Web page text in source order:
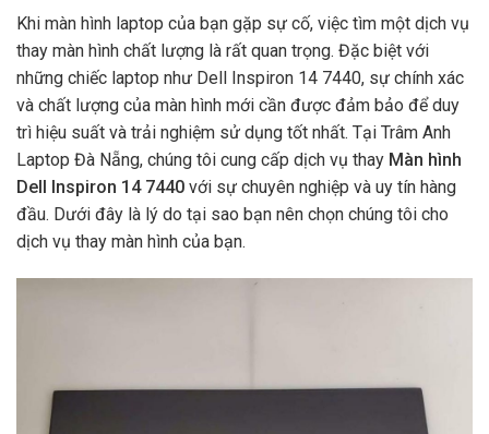
Khi màn hình laptop của bạn gặp sự cố, việc tìm một dịch vụ
thay màn hình chất lượng là rất quan trọng. Đặc biệt với
những chiếc laptop như Dell Inspiron 14 7440, sự chính xác
và chất lượng của màn hình mới cần được đảm bảo để duy
trì hiệu suất và trải nghiệm sử dụng tốt nhất. Tại Trâm Anh
Laptop Đà Nẵng, chúng tôi cung cấp dịch vụ thay Màn hình
Dell Inspiron 14 7440 với sự chuyên nghiệp và uy tín hàng
đầu. Dưới đây là lý do tại sao bạn nên chọn chúng tôi cho
dịch vụ thay màn hình của bạn.